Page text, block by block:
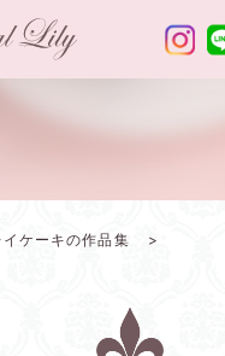
イケーキの作品集